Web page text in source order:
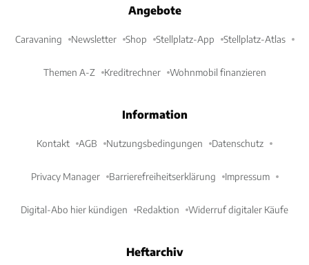
Angebote
Caravaning Newsletter Shop Stellplatz-App Stellplatz-Atlas
Themen A-Z Kreditrechner Wohnmobil finanzieren
Information
Kontakt AGB Nutzungsbedingungen Datenschutz
Privacy Manager Barrierefreiheitserklärung Impressum
Digital-Abo hier kündigen Redaktion Widerruf digitaler Käufe
Heftarchiv